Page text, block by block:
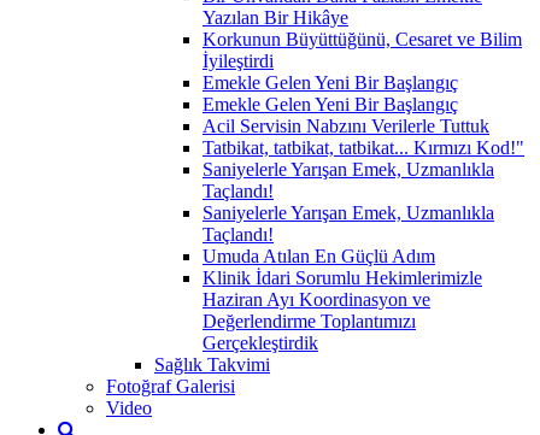
Yazılan Bir Hikâye
Korkunun Büyüttüğünü, Cesaret ve Bilim
İyileştirdi
Emekle Gelen Yeni Bir Başlangıç
Emekle Gelen Yeni Bir Başlangıç
Acil Servisin Nabzını Verilerle Tuttuk
Tatbikat, tatbikat, tatbikat... Kırmızı Kod!"
Saniyelerle Yarışan Emek, Uzmanlıkla
Taçlandı!
Saniyelerle Yarışan Emek, Uzmanlıkla
Taçlandı!
Umuda Atılan En Güçlü Adım
Klinik İdari Sorumlu Hekimlerimizle
Haziran Ayı Koordinasyon ve
Değerlendirme Toplantımızı
Gerçekleştirdik
Sağlık Takvimi
Fotoğraf Galerisi
Video